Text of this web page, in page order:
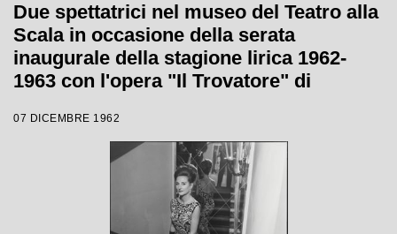
Due spettatrici nel museo del Teatro alla
Scala in occasione della serata
inaugurale della stagione lirica 1962-
1963 con l'opera "Il Trovatore" di
Gavazzeni, con la regia di Giorgio De
07 DICEMBRE 1962